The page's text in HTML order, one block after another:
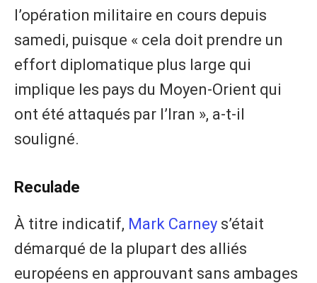
l’opération militaire en cours depuis
samedi, puisque « cela doit prendre un
effort diplomatique plus large qui
implique les pays du Moyen-Orient qui
ont été attaqués par l’Iran », a-t-il
souligné.
Reculade
À titre indicatif, Mark Carney s’était
démarqué de la plupart des alliés
européens en approuvant sans ambages